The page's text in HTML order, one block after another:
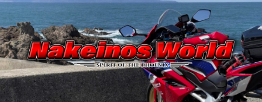
Nakeinos
world